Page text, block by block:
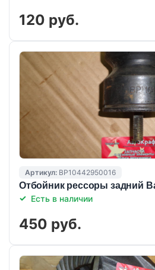
120 руб.
Артикул: BP10442950016
Отбойник рессоры задний
Есть в наличии
450 руб.